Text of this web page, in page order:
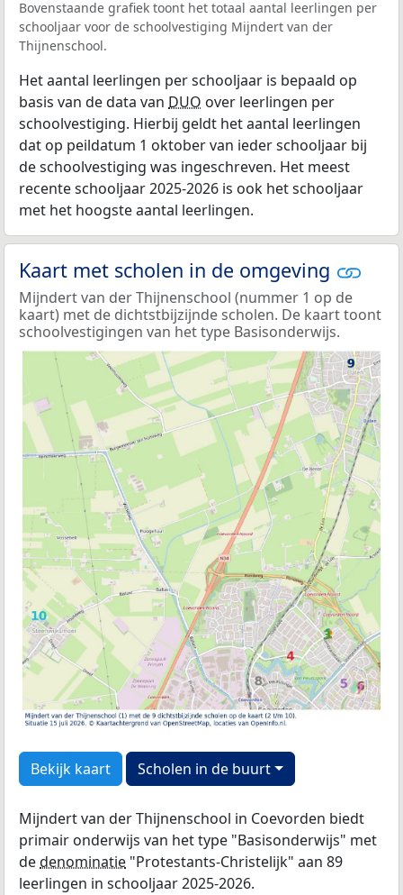
Bovenstaande grafiek toont het totaal aantal leerlingen per
schooljaar voor de schoolvestiging Mijndert van der
Thijnenschool.
Het aantal leerlingen per schooljaar is bepaald op
basis van de data van DUO over leerlingen per
schoolvestiging. Hierbij geldt het aantal leerlingen
dat op peildatum 1 oktober van ieder schooljaar bij
de schoolvestiging was ingeschreven. Het meest
recente schooljaar 2025-2026 is ook het schooljaar
met het hoogste aantal leerlingen.
Kaart met scholen in de omgeving
Mijndert van der Thijnenschool (nummer 1 op de
kaart) met de dichtstbijzijnde scholen. De kaart toont
schoolvestigingen van het type Basisonderwijs.
Bekijk kaart Scholen in de buurt
Mijndert van der Thijnenschool in Coevorden biedt
primair onderwijs van het type "Basisonderwijs" met
dedenominatie "Protestants-Christelijk" aan 89
leerlingen in schooljaar 2025-2026.